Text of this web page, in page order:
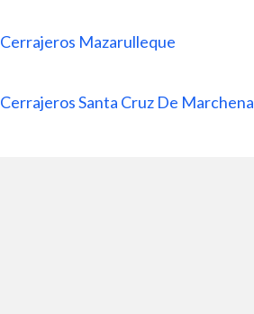
Cerrajeros Mazarulleque
Cerrajeros Santa Cruz De Marchena